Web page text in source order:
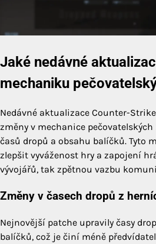
Jaké nedávné
mechaniku
Nedávné aktualizace Counter-
změny v mechanice
časů dropů a obsahu balíčků. Tyto
zlepšit vyváženost hry a zapojení
vývojářů, tak zpětnou vazbu
Změny v časech dropů z
Nejnovější patche upravily časy
balíčků, což je činí méně